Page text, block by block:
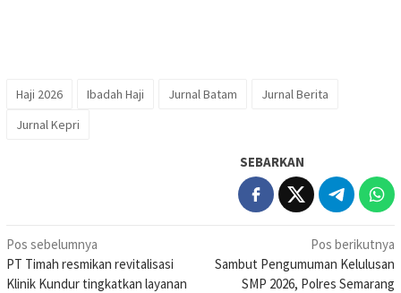
Haji 2026 Ibadah Haji Jurnal Batam
Jurnal Berita
Jurnal Kepri
SEBARKAN
Navigasi
pos
Pos sebelumnya
PT Timah resmikan revitalisasi
Klinik Kundur tingkatkan layanan
Pos berikutnya
Sambut Pengumuman Kelulusan
SMP 2026, Polres Semarang